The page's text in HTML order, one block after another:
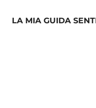
LA MIA GUIDA